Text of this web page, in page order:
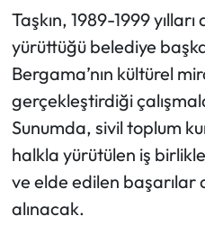
Taşkın, 1989-1999
yürüttüğü belediye
Bergama’nın kültürel
gerçekleştirdiği
Sunumda, sivil toplum
halkla yürütülen iş
ve elde edilen başarılar
alınacak.